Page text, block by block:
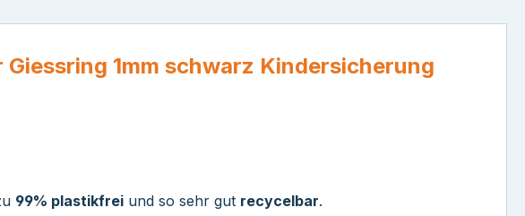
1mm schwarz Kindersicherung
99% plastikfrei und so sehr gut recycelbar.